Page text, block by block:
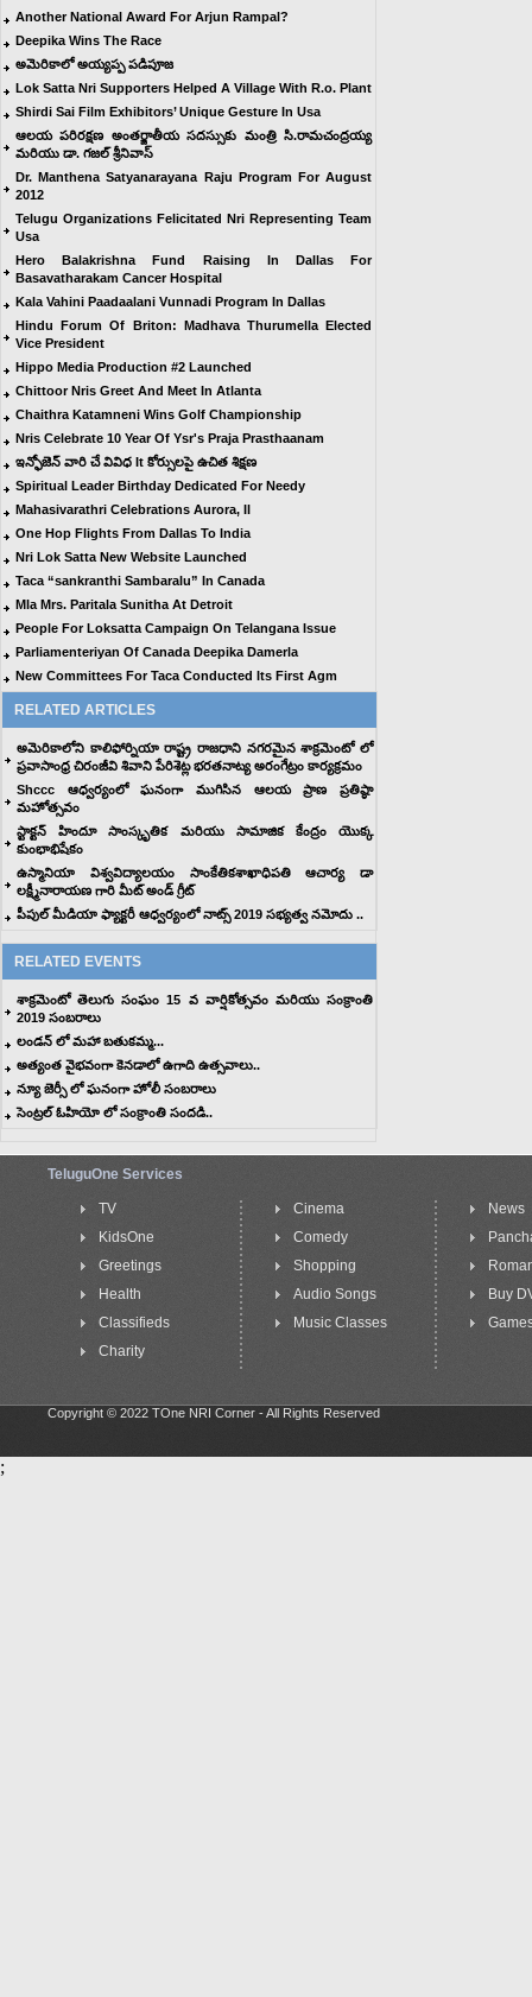
Another National Award For Arjun Rampal?
Deepika Wins The Race
అమెరికాలో అయ్యప్ప పడిపూజ
Lok Satta Nri Supporters Helped A Village With R.o. Plant
Shirdi Sai Film Exhibitors’ Unique Gesture In Usa
ఆలయ పరిరక్షణ అంతర్జాతీయ సదస్సుకు మంత్రి సి.రామచంద్రయ్య
మరియు డా. గజల్ శ్రీనివాస్
Dr. Manthena Satyanarayana Raju Program For August
2012
Telugu Organizations Felicitated Nri Representing Team
Usa
Hero Balakrishna Fund Raising In Dallas For
Basavatharakam Cancer Hospital
Kala Vahini Paadaalani Vunnadi Program In Dallas
Hindu Forum Of Briton: Madhava Thurumella Elected
Vice President
Hippo Media Production #2 Launched
Chittoor Nris Greet And Meet In Atlanta
Chaithra Katamneni Wins Golf Championship
Nris Celebrate 10 Year Of Ysr's Praja Prasthaanam
ఇన్ఫోజెన్ వారి చే వివిధ It కోర్సులపై ఉచిత శిక్షణ
Spiritual Leader Birthday Dedicated For Needy
Mahasivarathri Celebrations Aurora, Il
One Hop Flights From Dallas To India
Nri Lok Satta New Website Launched
Taca “sankranthi Sambaralu” In Canada
Mla Mrs. Paritala Sunitha At Detroit
People For Loksatta Campaign On Telangana Issue
Parliamenteriyan Of Canada Deepika Damerla
New Committees For Taca Conducted Its First Agm
RELATED ARTICLES
అమెరికాలోని కాలిఫోర్నియా రాష్ట్ర రాజధాని నగరమైన శాక్రమెంటో లో
ప్రవాసాంధ్ర చిరంజీవి శివాని పేరిశెట్ల భరతనాట్య అరంగేట్రం కార్యక్రమం
Shccc ఆధ్వర్యంలో ఘనంగా ముగిసిన ఆలయ ప్రాణ ప్రతిష్ఠా
మహోత్సవం
స్టాక్టన్ హిందూ సాంస్కృతిక మరియు సామాజిక కేంద్రం యొక్క
కుంభాభిషేకం
ఉస్మానియా విశ్వవిద్యాలయం సాంకేతికశాఖాధిపతి ఆచార్య డా
లక్ష్మీనారాయణ గారి మీట్ అండ్ గ్రీట్
పీపుల్ మీడియా ఫ్యాక్టరీ ఆధ్వర్యంలో నాట్స్ 2019 సభ్యత్వ నమోదు ..
RELATED EVENTS
శాక్రమెంటో తెలుగు సంఘం 15 వ వార్షికోత్సవం మరియు సంక్రాంతి
2019 సంబరాలు
లండన్ లో మహా బతుకమ్మ...
అత్యంత వైభవంగా కెనడాలో ఉగాది ఉత్సవాలు..
న్యూ జెర్సీ లో ఘనంగా హోలీ సంబరాలు
సెంట్రల్ ఓహియో లో సంక్రాంతి సందడి..
TeluguOne Services
TV
KidsOne
Greetings
Health
Classifieds
Charity
Cinema
Comedy
Shopping
Audio Songs
Music Classes
News
Buy
Copyright © 2022 TOne NRI Corner - All Rights Reserved
;